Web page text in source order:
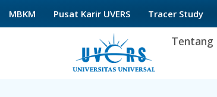
Lewati
ke
MBKM Pusat Karir UVERS Tracer Study
Tentang